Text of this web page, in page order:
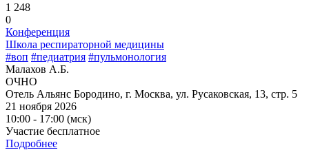
1 248
0
Конференция
Школа респираторной медицины
#воп #педиатрия #пульмонология
Малахов А.Б.
ОЧНО
Отель Альянс Бородино, г. Москва, ул. Русаковская, 13, стр. 5
21 ноября 2026
10:00 - 17:00 (мск)
Участие бесплатное
Подробнее